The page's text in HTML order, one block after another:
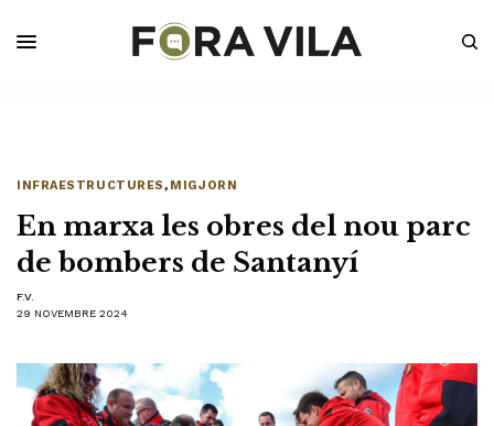
INFRAESTRUCTURES, MIGJORN
En marxa les obres del nou parc
de bombers de Santanyí
F.V.
29 NOVEMBRE 2024